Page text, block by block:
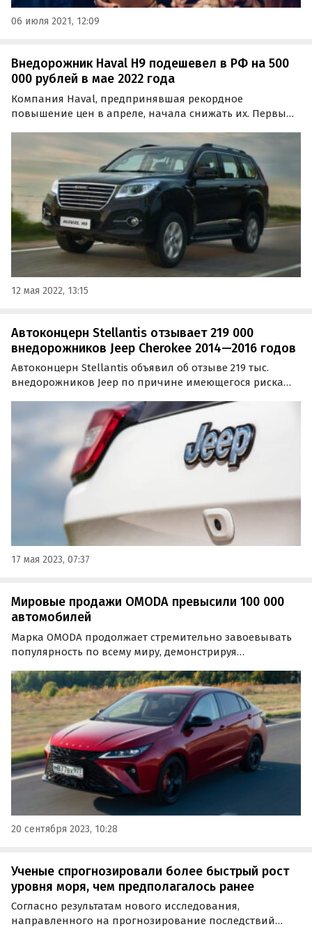
06 июля 2021, 12:09
Внедорожник Haval H9 подешевел в РФ на 500
000 рублей в мае 2022 года
Компания Haval, предпринявшая рекордное
повышение цен в апреле, начала снижать их. Первым
самой дорогой модели бренда — внедорожника H9,
стоимость которого снизилась сразу на 500 тыс.
рублей…
12 мая 2022, 13:15
Автоконцерн Stellantis отзывает 219 000
внедорожников Jeep Cherokee 2014—2016 годов
Автоконцерн Stellantis объявил об отзыве 219 тыс.
внедорожников Jeep по причине имеющегося риска
кампанию автомашин рекомендуется парковать их
вдали от зданий на улице до тех пор, пока не будут
проведены…
17 мая 2023, 07:37
Мировые продажи OMODA превысили 100 000
автомобилей
Марка OMODA продолжает стремительно завоевывать
популярность по всему миру, демонстрируя
итогам августа 2023 года бренд реализовал на
международном рынке 16 686 автомобилей — на 6,04%
больше, чем месяцем…
20 сентября 2023, 10:28
Ученые спрогнозировали более быстрый рост
уровня моря, чем предполагалось ранее
Согласно результатам нового исследования,
направленного на прогнозирование последствий